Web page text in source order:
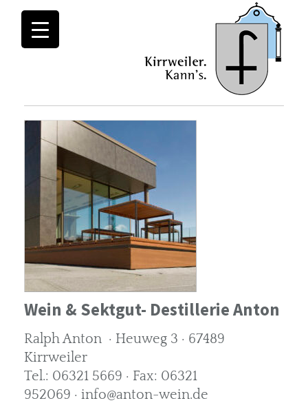
Wein & Sektgut- Destillerie Anton
Ralph Anton · Heuweg 3 · 67489
Kirrweiler
Tel.: 06321 5669 · Fax: 06321
952069 · info@anton-wein.de